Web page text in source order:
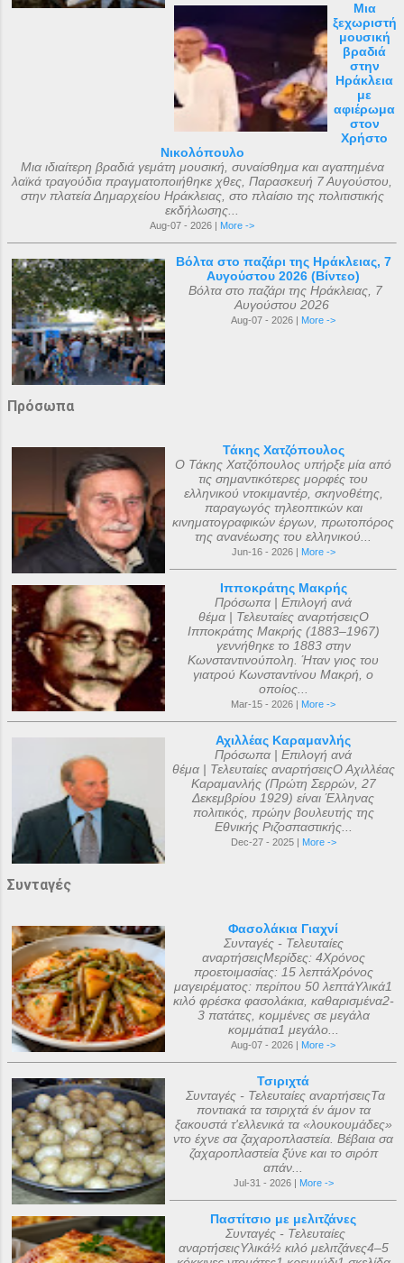
Μια
ξεχωριστή
μουσική
βραδιά
στην
Ηράκλεια
με
αφιέρωμα
στον
Χρήστο
Νικολόπουλο
Μια ιδιαίτερη βραδιά γεμάτη μουσική, συναίσθημα και αγαπημένα
λαϊκά τραγούδια πραγματοποιήθηκε χθες, Παρασκευή 7 Αυγούστου,
στην πλατεία Δημαρχείου Ηράκλειας, στο πλαίσιο της πολιτιστικής
εκδήλωσης...
Aug-07 - 2026 | More ->
Βόλτα στο παζάρι της Ηράκλειας, 7
Αυγούστου 2026 (Βίντεο)
Βόλτα στο παζάρι της Ηράκλειας, 7
Αυγούστου 2026
Aug-07 - 2026 | More ->
Πρόσωπα
Τάκης Χατζόπουλος
Ο Τάκης Χατζόπουλος υπήρξε μία από
τις σημαντικότερες μορφές του
ελληνικού ντοκιμαντέρ, σκηνοθέτης,
παραγωγός τηλεοπτικών και
κινηματογραφικών έργων, πρωτοπόρος
της ανανέωσης του ελληνικού...
Jun-16 - 2026 | More ->
Ιπποκράτης Μακρής
Πρόσωπα | Επιλογή ανά
θέμα | Τελευταίες αναρτήσειςΟ
Ιπποκράτης Μακρής (1883–1967)
γεννήθηκε το 1883 στην
Κωνσταντινούπολη. Ήταν γιος του
γιατρού Κωνσταντίνου Μακρή, ο
οποίος...
Mar-15 - 2026 | More ->
Αχιλλέας Καραμανλής
Πρόσωπα | Επιλογή ανά
θέμα | Τελευταίες αναρτήσειςΟ Αχιλλέας
Καραμανλής (Πρώτη Σερρών, 27
Δεκεμβρίου 1929) είναι Έλληνας
πολιτικός, πρώην βουλευτής της
Εθνικής Ριζοσπαστικής...
Dec-27 - 2025 | More ->
Συνταγές
Φασολάκια Γιαχνί
Συνταγές - Τελευταίες
αναρτήσειςΜερίδες: 4Χρόνος
προετοιμασίας: 15 λεπτάΧρόνος
μαγειρέματος: περίπου 50 λεπτάΥλικά1
κιλό φρέσκα φασολάκια, καθαρισμένα2-
3 πατάτες, κομμένες σε μεγάλα
κομμάτια1 μεγάλο...
Aug-07 - 2026 | More ->
Τσιριχτά
Συνταγές - Τελευταίες αναρτήσειςΤα
ποντιακά τα τσιριχτά έν άμον τα
ξακουστά τ'ελλενικά τα «λουκουμάδες»
ντο έχνε σα ζαχαροπλαστεία. Βέβαια σα
ζαχαροπλαστεία ξ̌ύνε και το σιρόπ
απάν...
Jul-31 - 2026 | More ->
Παστίτσιο με μελιτζάνες
Συνταγές - Τελευταίες
αναρτήσειςΥλικά½ κιλό μελιτζάνες4–5